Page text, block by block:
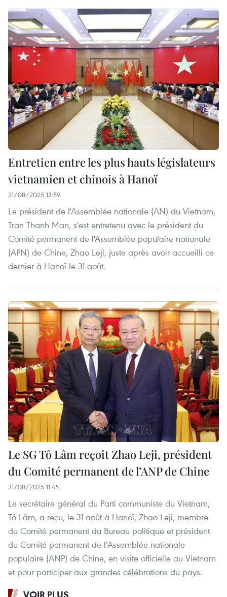
Entretien entre les plus hauts législateurs
vietnamien et chinois à Hanoï
31/08/2025 13:59
Le président de l'Assemblée nationale (AN) du Vietnam,
Tran Thanh Man, s'est entretenu avec le président du
Comité permanent de l'Assemblée populaire nationale
(APN) de Chine, Zhao Leji, juste après avoir accueilli ce
dernier à Hanoï le 31 août.
Le SG Tô Lâm reçoit Zhao Leji, président
du Comité permanent de l’ANP de Chine
31/08/2025 11:45
Le secrétaire général du Parti communiste du Vietnam,
Tô Lâm, a reçu, le 31 août à Hanoï, Zhao Leji, membre
du Comité permanent du Bureau politique et président
du Comité permanent de l’Assemblée nationale
populaire (ANP) de Chine, en visite officielle au Vietnam
et pour participer aux grandes célébrations du pays.
VOIR PLUS